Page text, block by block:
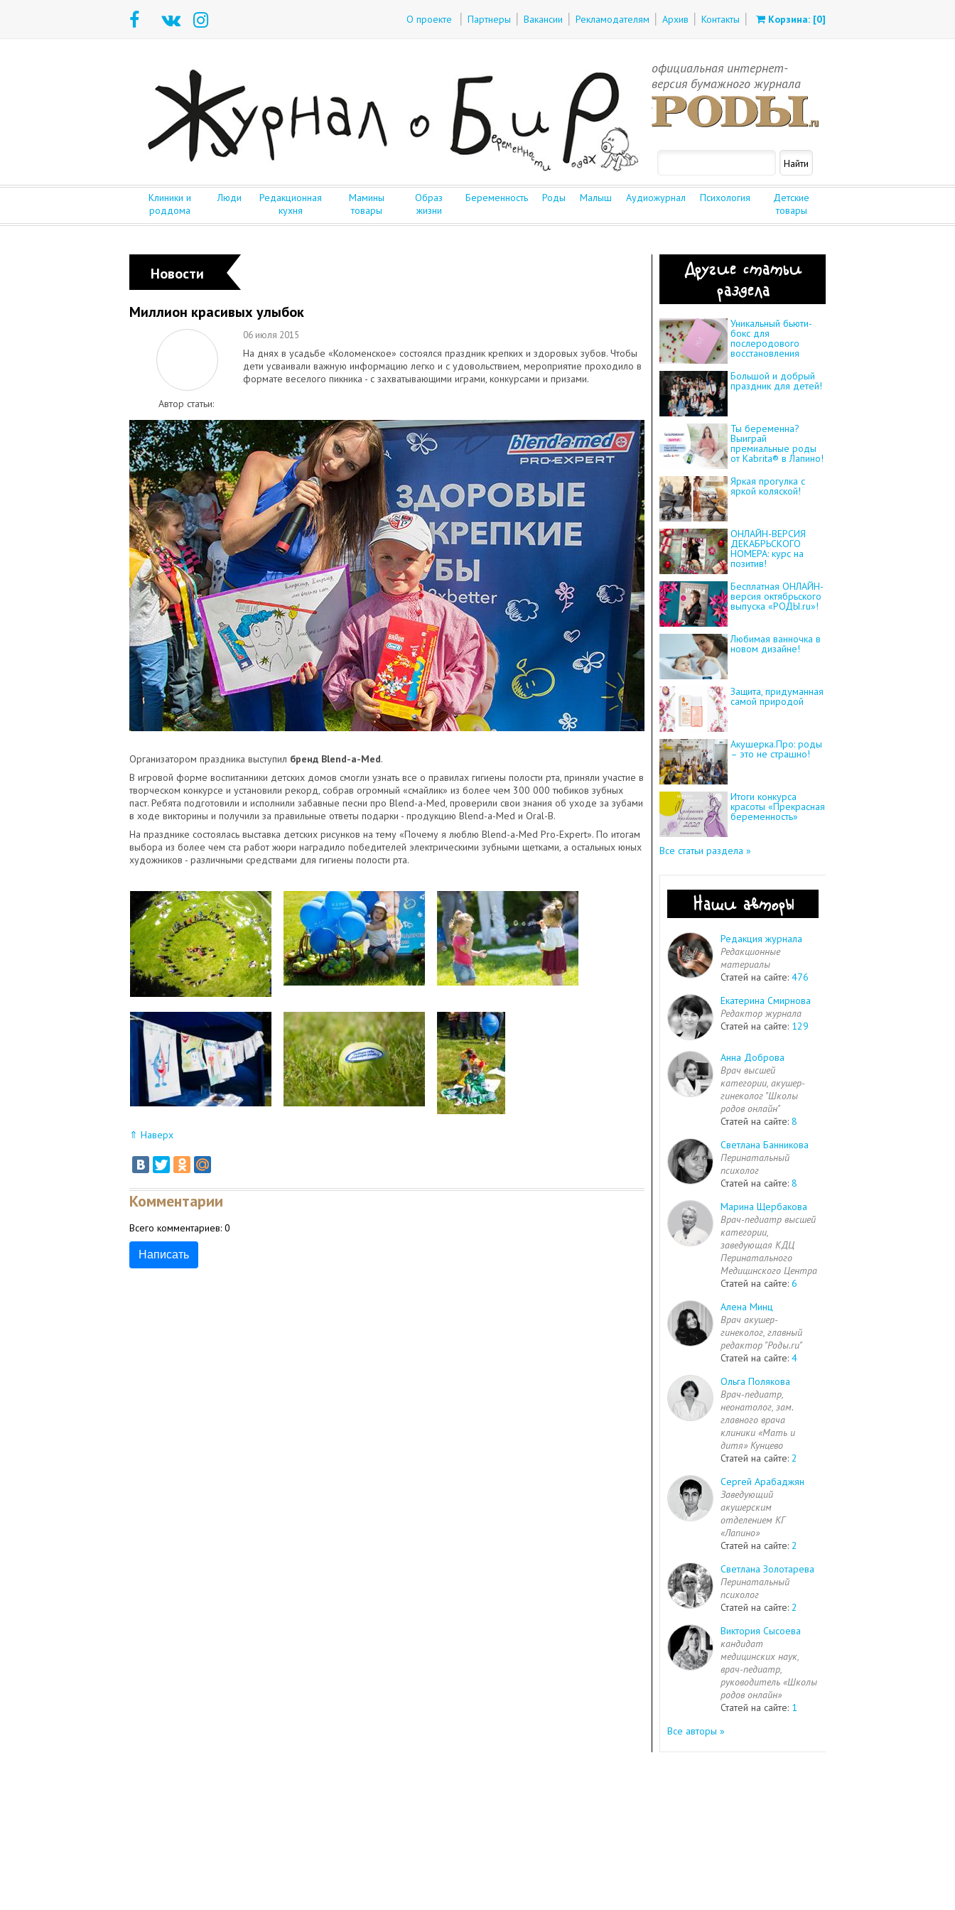
О проекте Партнеры Вакансии Рекламодателям Архив Контакты Корзина: [0]
официальная интернет-
версия бумажного журнала
Клиники и
роддома
Люди
Редакционная
кухня
Мамины
товары
Образ
жизни
Беременность Роды Малыш Аудиожурнал Психология
Детские
товары
Новости
Миллион красивых улыбок
Автор статьи:
06 июля 2015
На днях в усадьбе «Коломенское» состоялся праздник крепких и здоровых зубов. Чтобы
дети усваивали важную информацию легко и с удовольствием, мероприятие проходило в
формате веселого пикника - с захватывающими играми, конкурсами и призами.
Организатором праздника выступил бренд Blend-a-Med.
В игровой форме воспитанники детских домов смогли узнать все о правилах гигиены полости рта, приняли участие в
творческом конкурсе и установили рекорд, собрав огромный «смайлик» из более чем 300 000 тюбиков зубных
паст. Ребята подготовили и исполнили забавные песни про Blend-a-Med, проверили свои знания об уходе за зубами
в ходе викторины и получили за правильные ответы подарки - продукцию Blend-a-Med и Oral-B.
На празднике состоялась выставка детских рисунков на тему «Почему я люблю Blend-a-Med Pro-Expert». По итогам
выбора из более чем ста работ жюри наградило победителей электрическими зубными щетками, а остальных юных
художников - различными средствами для гигиены полости рта.
⇑ Наверх
Комментарии
Всего комментариев: 0
Написать
Другие статьи
раздела
Уникальный бьюти-
бокс для
послеродового
восстановления
Большой и добрый
праздник для детей!
Ты беременна?
Выиграй
премиальные роды
от Kabrita® в Лапино!
Яркая прогулка с
яркой коляской!
ОНЛАЙН-ВЕРСИЯ
ДЕКАБРЬСКОГО
НОМЕРА: курс на
позитив!
Бесплатная ОНЛАЙН-
версия октябрьского
выпуска «РОДЫ.ru»!
Любимая ванночка в
новом дизайне!
Защита, придуманная
самой природой
Акушерка.Про: роды
– это не страшно!
Итоги конкурса
красоты «Прекрасная
беременность»
Все статьи раздела »
Наши авторы
Редакция журнала
Редакционные
материалы
Статей на сайте: 476
Екатерина Смирнова
Редактор журнала
Статей на сайте: 129
Анна Доброва
Врач высшей
категории, акушер-
гинеколог "Школы
родов онлайн"
Статей на сайте: 8
Светлана Банникова
Перинатальный
психолог
Статей на сайте: 8
Марина Щербакова
Врач-педиатр высшей
категории,
заведующая КДЦ
Перинатального
Медицинского Центра
Статей на сайте: 6
Алена Минц
Врач акушер-
гинеколог, главный
редактор "Роды.ru"
Статей на сайте: 4
Ольга Полякова
Врач-педиатр,
неонатолог, зам.
главного врача
клиники «Мать и
дитя» Кунцево
Статей на сайте: 2
Сергей Арабаджян
Заведующий
акушерским
отделением КГ
«Лапино»
Статей на сайте: 2
Светлана Золотарева
Перинатальный
психолог
Статей на сайте: 2
Виктория Сысоева
кандидат
медицинских наук,
врач-педиатр,
руководитель «Школы
родов онлайн»
Статей на сайте: 1
Все авторы »